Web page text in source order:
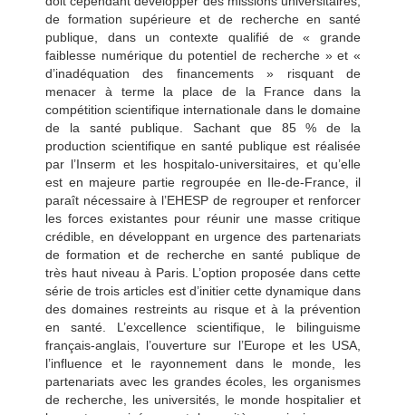
de formation supérieure et de recherche en santé
publique, dans un contexte qualifié de « grande
faiblesse numérique du potentiel de recherche » et «
d’inadéquation des financements » risquant de
menacer à terme la place de la France dans la
compétition scientifique internationale dans le domaine
de la santé publique. Sachant que 85 % de la
production scientifique en santé publique est réalisée
par l’Inserm et les hospitalo-universitaires, et qu’elle
est en majeure partie regroupée en Ile-de-France, il
paraît nécessaire à l’EHESP de regrouper et renforcer
les forces existantes pour réunir une masse critique
crédible, en développant en urgence des partenariats
de formation et de recherche en santé publique de
très haut niveau à Paris. L’option proposée dans cette
série de trois articles est d’initier cette dynamique dans
des domaines restreints au risque et à la prévention
en santé. L’excellence scientifique, le bilinguisme
français-anglais, l’ouverture sur l’Europe et les USA,
l’influence et le rayonnement dans le monde, les
partenariats avec les grandes écoles, les organismes
de recherche, les universités, le monde hospitalier et